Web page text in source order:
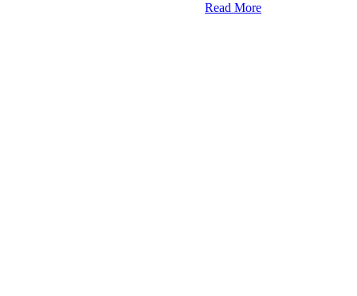
Read More